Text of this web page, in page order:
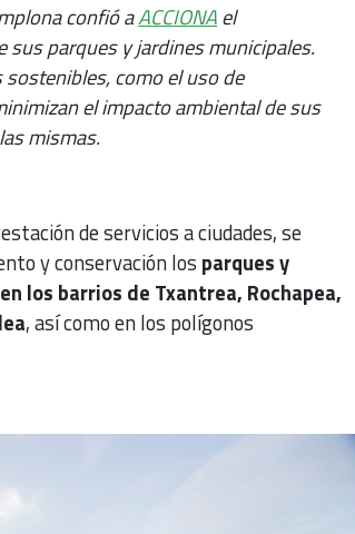
confió aACCIONAel
parques y jardines municipales.
como el uso de
el impacto ambiental de sus
mismas.
de servicios a ciudades, se
y conservación los parques y
los barrios de Txantrea, Rochapea,
, así como en los polígonos